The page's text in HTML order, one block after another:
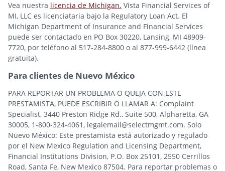
Vea nuestra licencia de Michigan. Vista Financial Services of
MI, LLC es licenciataria bajo la Regulatory Loan Act. El
Michigan Department of Insurance and Financial Services
puede ser contactado en PO Box 30220, Lansing, MI 48909-
7720, por teléfono al 517-284-8800 o al 877-999-6442 (línea
gratuita).
Para clientes de Nuevo México
PARA REPORTAR UN PROBLEMA O QUEJA CON ESTE
PRESTAMISTA, PUEDE ESCRIBIR O LLAMAR A: Complaint
Specialist, 3440 Preston Ridge Rd., Suite 500, Alpharetta, GA
30005, 1-800-324-4061, legalemail@selectmgmt.com. Solo
Nuevo México: Este prestamista está autorizado y regulado
por el New Mexico Regulation and Licensing Department,
Financial Institutions Division, P.O. Box 25101, 2550 Cerrillos
Road, Santa Fe, New Mexico 87504. Para reportar problemas o